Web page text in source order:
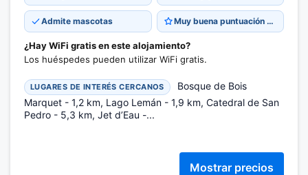
Admite mascotas Muy buena puntuación 8,9
¿Hay WiFi gratis en este alojamiento?
Los huéspedes pueden utilizar WiFi gratis.
LUGARES DE INTERÉS CERCANOS
Bosque de Bois
Marquet - 1,2 km, Lago Lemán - 1,9 km, Catedral de San
Pedro - 5,3 km, Jet d’Eau -...
Mostrar precios